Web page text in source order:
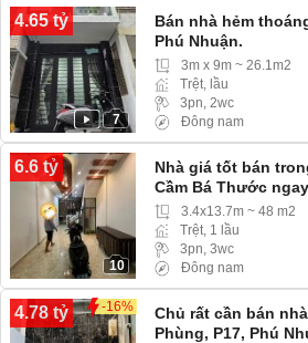
4.65 tỷ
7
Bán nhà hẻm
Phú Nhuận.
3m x 9m ~ 26.1m2
Trệt, lầu
3pn, 2wc
Đông nam
6.6 tỷ
10
Nhà giá tốt bán
Cầm Bá Thước
3.4x13.7m ~ 48 m2
Trệt, 1 lầu
3pn, 3wc
Đông nam
4.78 tỷ -16%
Chủ rất cần bán
Phùng, P17, Phú